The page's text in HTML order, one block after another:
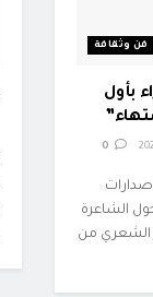
فن وثقافة
بأول
الشاعرة
الشعري من